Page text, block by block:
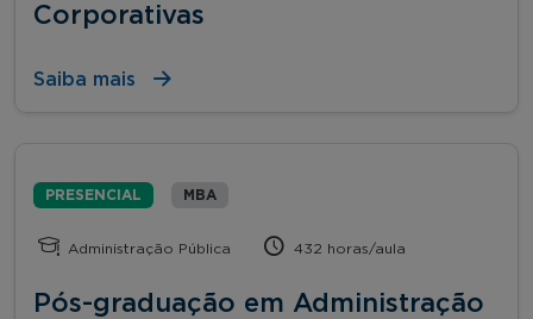
Corporativas
Saiba mais
PRESENCIAL MBA
Administração Pública 432 horas/aula
Pós-graduação em Administração